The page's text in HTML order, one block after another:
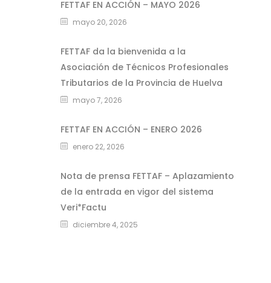
FETTAF EN ACCIÓN – MAYO 2026
mayo 20, 2026
FETTAF da la bienvenida a la
Asociación de Técnicos Profesionales
Tributarios de la Provincia de Huelva
mayo 7, 2026
FETTAF EN ACCIÓN – ENERO 2026
enero 22, 2026
Nota de prensa FETTAF – Aplazamiento
de la entrada en vigor del sistema
Veri*Factu
diciembre 4, 2025